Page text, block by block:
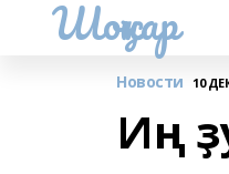
Шоңҡар
Новости 10
Иң